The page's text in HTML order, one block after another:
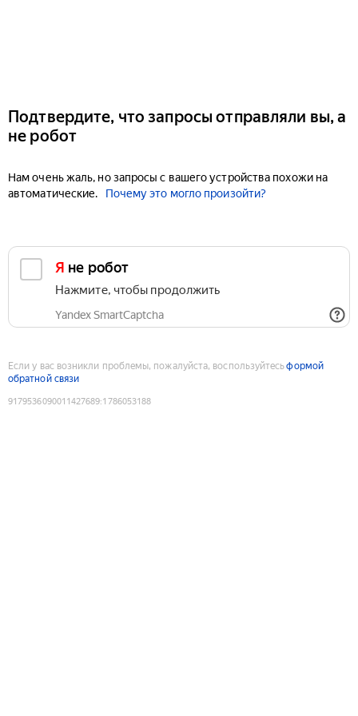
Подтвердите, что запросы отправляли вы, а
не робот
Нам очень жаль, но запросы с вашего устройства похожи на
автоматические.
Почему это могло произойти?
Я не робот
Нажмите, чтобы продолжить
Yandex SmartCaptcha
Если у вас возникли проблемы, пожалуйста, воспользуйтесьформой
обратной связи
9179536090011427689:1786053188